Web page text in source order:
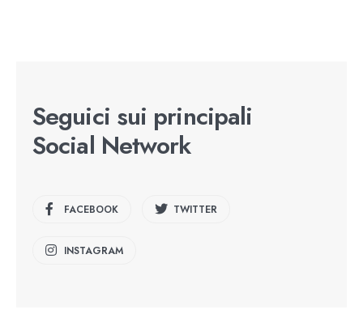
Seguici sui principali
Social Network
FACEBOOK TWITTER
INSTAGRAM